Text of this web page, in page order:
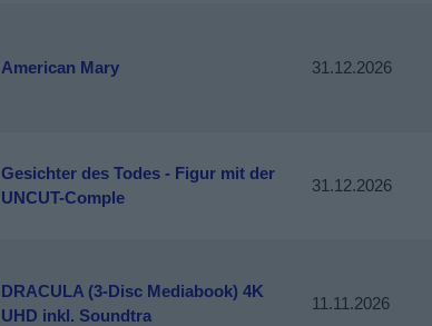
American Mary 31.12.2026
Gesichter des Todes - Figur mit der
UNCUT-Comple
31.12.2026
DRACULA (3-Disc Mediabook) 4K
UHD inkl. Soundtra
11.11.2026